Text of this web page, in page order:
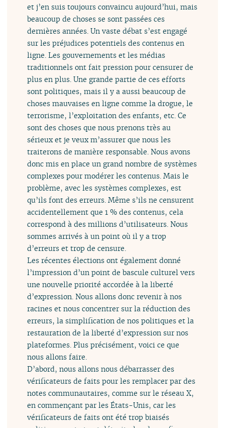
et j’en suis toujours convaincu aujourd’hui, mais
beaucoup de choses se sont passées ces
dernières années. Un vaste débat s’est engagé
sur les préjudices potentiels des contenus en
ligne. Les gouvernements et les médias
traditionnels ont fait pression pour censurer de
plus en plus. Une grande partie de ces efforts
sont politiques, mais il y a aussi beaucoup de
choses mauvaises en ligne comme la drogue, le
terrorisme, l’exploitation des enfants, etc. Ce
sont des choses que nous prenons très au
sérieux et je veux m’assurer que nous les
traiterons de manière responsable. Nous avons
donc mis en place un grand nombre de systèmes
complexes pour modérer les contenus. Mais le
problème, avec les systèmes complexes, est
qu’ils font des erreurs. Même s’ils ne censurent
accidentellement que 1 % des contenus, cela
correspond à des millions d’utilisateurs. Nous
sommes arrivés à un point où il y a trop
d’erreurs et trop de censure.
Les récentes élections ont également donné
l’impression d’un point de bascule culturel vers
une nouvelle priorité accordée à la liberté
d’expression. Nous allons donc revenir à nos
racines et nous concentrer sur la réduction des
erreurs, la simplification de nos politiques et la
restauration de la liberté d’expression sur nos
plateformes. Plus précisément, voici ce que
nous allons faire.
D’abord, nous allons nous débarrasser des
vérificateurs de faits pour les remplacer par des
notes communautaires, comme sur le réseau X,
en commençant par les États-Unis, car les
vérificateurs de faits ont été trop biaisés